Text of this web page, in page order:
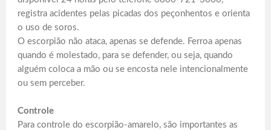
registra acidentes pelas picadas dos peçonhentos e orienta
o uso de soros.
O escorpião não ataca, apenas se defende. Ferroa apenas
quando é molestado, para se defender, ou seja, quando
alguém coloca a mão ou se encosta nele intencionalmente
ou sem perceber.
Controle
Para controle do escorpião-amarelo, são importantes as